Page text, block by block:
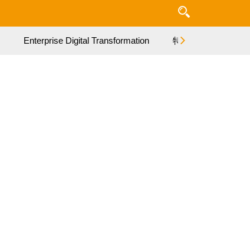
Enterprise Digital Transformation 特集